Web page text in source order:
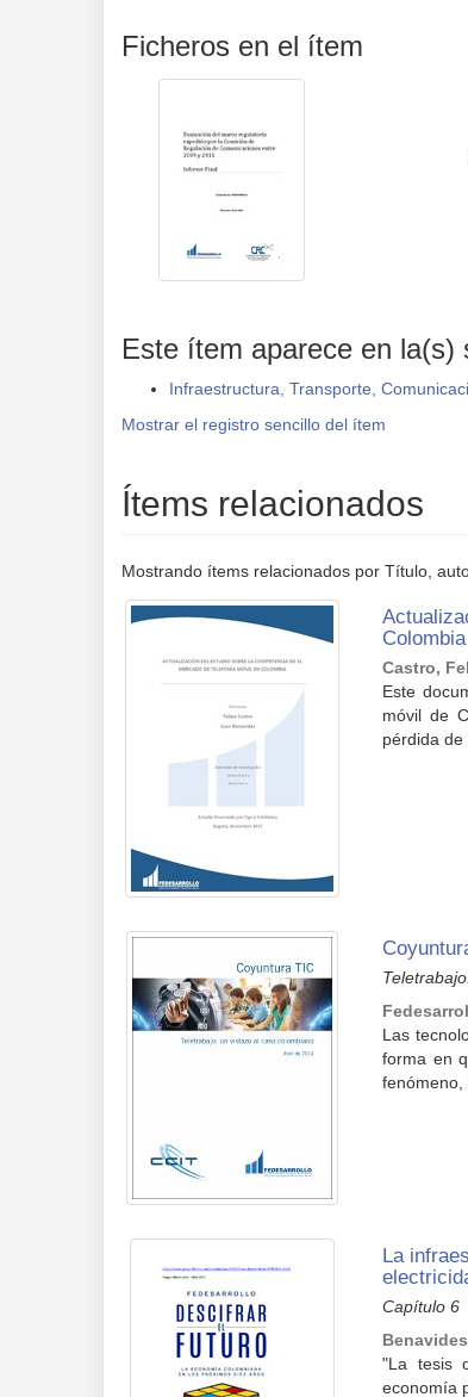
Ficheros en el ítem
Este ítem aparece en la(s)
Infraestructura, Transporte,
Mostrar el registro sencillo del ítem
Ítems relacionados
Mostrando ítems relacionados por Título,
Colombia
Castro,
Este
móvil de
pérdida de
Las
forma en
fenómeno,
La
Capítulo 6
"La tesis
economía